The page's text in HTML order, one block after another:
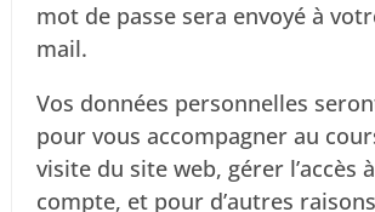
mot de passe sera envoyé à
mail.
Vos données personnelles
pour vous accompagner au
visite du site web, gérer l’accès
compte, et pour d’autres